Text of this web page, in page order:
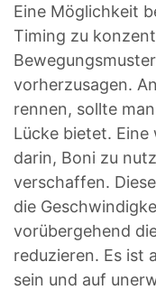
Eine Möglichkeit
Timing zu
vorherzusagen.
rennen, sollte
Lücke bietet.
darin, Boni zu
verschaffen.
die
vorübergehend
reduzieren. Es ist
sein und auf